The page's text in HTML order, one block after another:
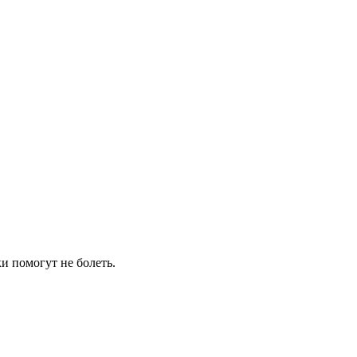
помогут не болеть.